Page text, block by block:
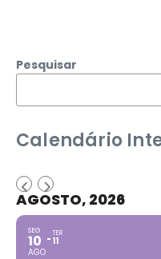
Pesquisar
Calendário
AGOSTO, 2026
SEG
10
AGO
TER
11